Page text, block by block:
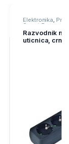
Elektronika,
Smart Program
Razvodnik
uticnica, crni,